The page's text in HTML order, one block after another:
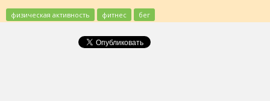
физическая активность фитнес бег